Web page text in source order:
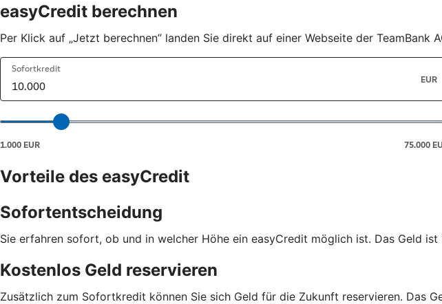
easyCredit berechnen
Per Klick auf „Jetzt berechnen” landen Sie direkt auf einer Webseite der TeamBank
Vorteile des easyCredit
Sofortentscheidung
Sie erfahren sofort, ob und in welcher Höhe ein easyCredit möglich ist. Das Geld
Kostenlos Geld reservieren
Zusätzlich zum Sofortkredit können Sie sich Geld für die Zukunft reservieren. Das